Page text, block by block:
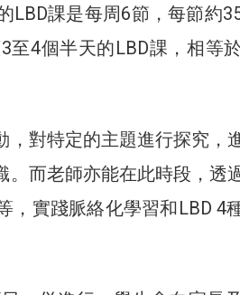
LBD課是每周6節，每節約
至4個半天的LBD課，相等
對特定的主題進行探究，
而老師亦能在此時段，透
實踐脈絡化學習和LBD 4